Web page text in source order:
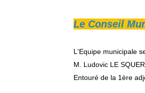
Le Conseil
L'Equipe municipale
M. Ludovic LE
Entouré de la 1ère